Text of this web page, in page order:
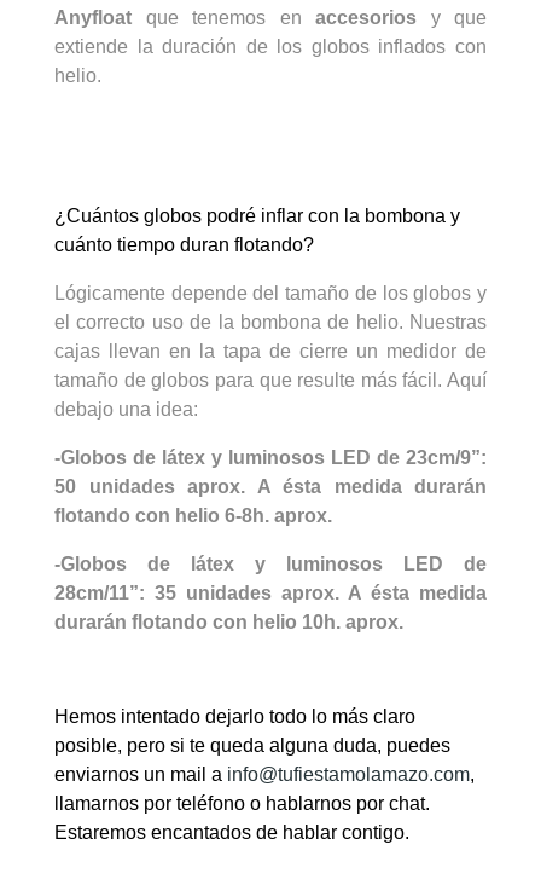
Anyfloat que tenemos en accesorios y que
extiende la duración de los globos inflados con
helio.
¿Cuántos globos podré inflar con la bombona y
cuánto tiempo duran flotando?
Lógicamente depende del tamaño de los globos y
el correcto uso de la bombona de helio. Nuestras
cajas llevan en la tapa de cierre un medidor de
tamaño de globos para que resulte más fácil. Aquí
debajo una idea:
-Globos de látex y luminosos LED de 23cm/9”:
50 unidades aprox. A ésta medida durarán
flotando con helio 6-8h. aprox.
-Globos de látex y luminosos LED de
28cm/11”: 35 unidades aprox. A ésta medida
durarán flotando con helio 10h. aprox.
Hemos intentado dejarlo todo lo más claro
posible, pero si te queda alguna duda, puedes
enviarnos un mail a info@tufiestamolamazo.com,
llamarnos por teléfono o hablarnos por chat.
Estaremos encantados de hablar contigo.